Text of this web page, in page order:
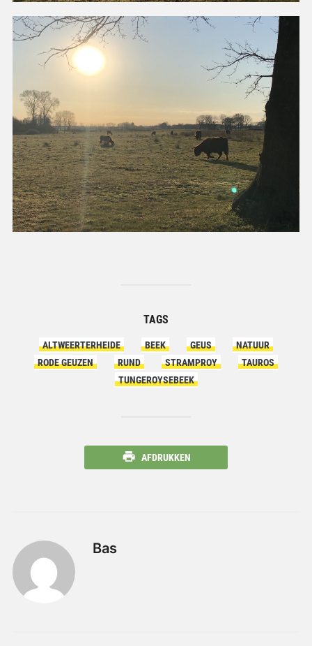
TAGS
ALTWEERTERHEIDE BEEK GEUS
NATUUR
RODE GEUZEN
RUND STRAMPROY
TAUROS
TUNGEROYSEBEEK
AFDRUKKEN
Bas